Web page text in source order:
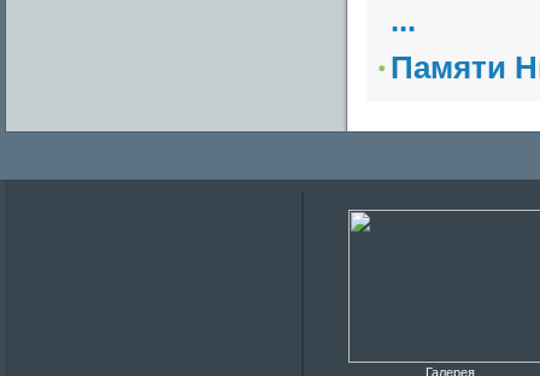
...
Памяти
Галерея